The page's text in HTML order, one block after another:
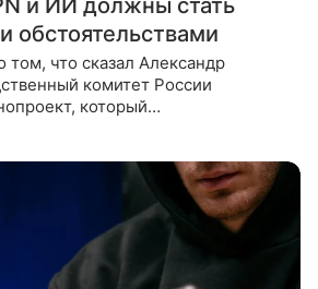
и ИИ должны стать
обстоятельствами
том, что сказал Александр
комитет России
который